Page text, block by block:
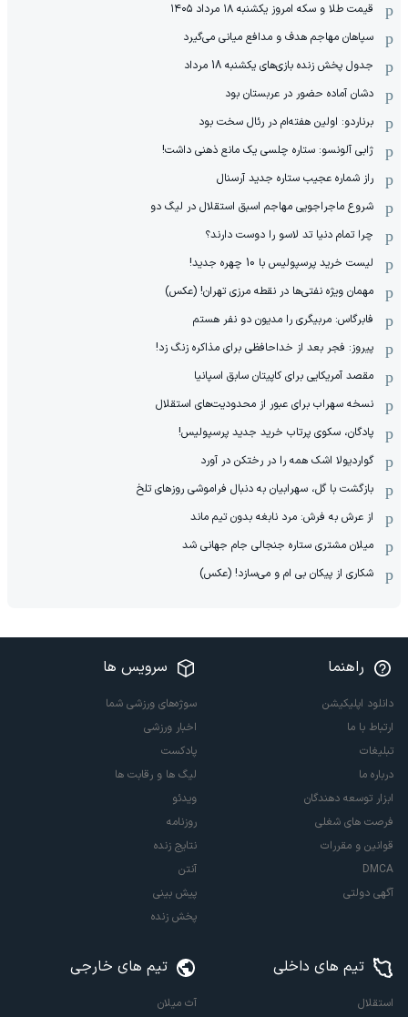
قیمت طلا و سکه امروز یکشنبه ۱۸ مرداد ۱۴۰۵
سپاهان مهاجم هدف و مدافع میانی می‌گیرد
جدول پخش زنده بازی‌های یکشنبه 18 مرداد
دشان آماده حضور در عربستان بود
برناردو: اولین هفته‌ام در رئال سخت بود
ژابی آلونسو: ستاره چلسی یک مانع ذهنی داشت!
راز شماره عجیب ستاره جدید آرسنال
شروع ماجراجویی مهاجم اسبق استقلال در لیگ دو
چرا تمام دنیا تد لاسو را دوست دارند؟
لیست خرید پرسپولیس با 10 چهره جدید!
مهمان‌ ویژه نفتی‌ها در نقطه مرزی تهران! (عکس)
فابرگاس: مربیگری را مدیون دو نفر هستم
پیروز: فجر بعد از خداحافظی برای مذاکره زنگ زد!
مقصد آمریکایی برای کاپیتان سابق اسپانیا
نسخه سهراب برای عبور از محدودیت‌های استقلال
پادگان، سکوی پرتاب خرید جدید پرسپولیس!
گواردیولا اشک همه را در رختکن در آورد
بازگشت با گل، سهرابیان به دنبال فراموشی روزهای تلخ
از عرش به فرش: مرد نابغه‌ بدون تیم ماند
میلان مشتری ستاره جنجالی جام جهانی شد
شکاری از پیکان بی ام و می‌سازد! (عکس)
راهنما
دانلود اپلیکیشن
ارتباط با ما
تبلیغات
درباره ما
ابزار توسعه دهندگان
فرصت های شغلی
قوانین و مقررات
DMCA
آگهی دولتی
سرویس ها
سوژه‌های ورزشی شما
اخبار ورزشی
پادکست
لیگ ها و رقابت ها
ویدئو
روزنامه
نتایج زنده
آنتن
پیش بینی
پخش زنده
تیم های داخلی
استقلال
تیم های خارجی
آث میلان